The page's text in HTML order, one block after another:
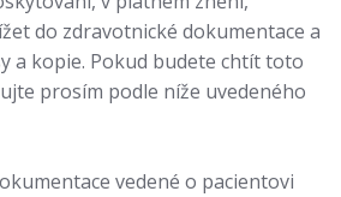
do zdravotnické dokumentace a
a kopie. Pokud budete chtít toto
prosím podle níže uvedeného
vedené o pacientovi